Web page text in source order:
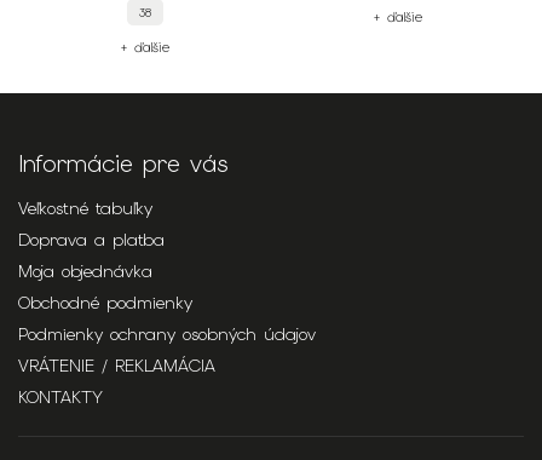
38
+ ďalšie
+ ďalšie
Informácie pre vás
Veľkostné tabuľky
Doprava a platba
Moja objednávka
Obchodné podmienky
Podmienky ochrany osobných údajov
VRÁTENIE / REKLAMÁCIA
KONTAKTY